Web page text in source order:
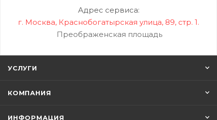
Адрес сервиса:
г. Москва, Краснобогатырская улица, 89, стр. 1.
Преображенская площадь
УСЛУГИ
КОМПАНИЯ
ИНФОРМАЦИЯ